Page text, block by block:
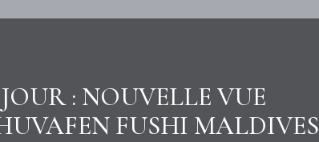
: NOUVELLE VUE
FUSHI MALDIVES